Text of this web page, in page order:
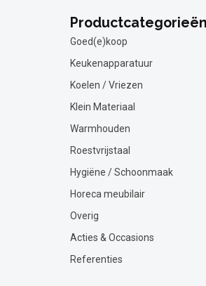
Productcategorieën
Goed(e)koop
Keukenapparatuur
Koelen / Vriezen
Klein Materiaal
Warmhouden
Roestvrijstaal
Hygiëne / Schoonmaak
Horeca meubilair
Overig
Acties & Occasions
Referenties